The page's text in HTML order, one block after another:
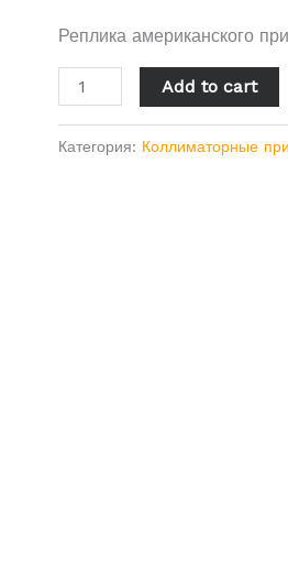
Реплика американского
Add to cart
Категория: Коллиматорные